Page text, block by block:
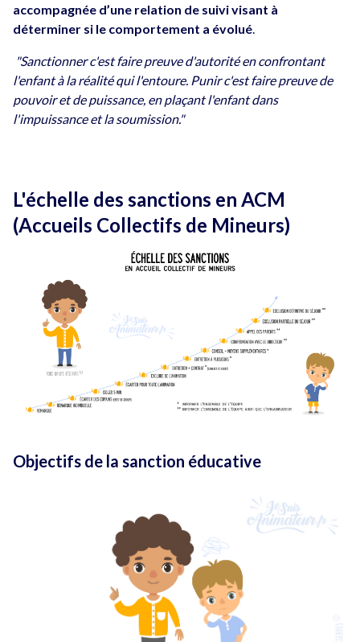
accompagnée d’une relation de suivi visant à
déterminer si le comportement a évolué.
"Sanctionner c'est faire preuve d'autorité en confrontant
l'enfant à la réalité qui l'entoure. Punir c'est faire preuve de
pouvoir et de puissance, en plaçant l'enfant dans
l'impuissance et la soumission."
L'échelle des sanctions en ACM
(Accueils Collectifs de Mineurs)
Objectifs de la sanction éducative